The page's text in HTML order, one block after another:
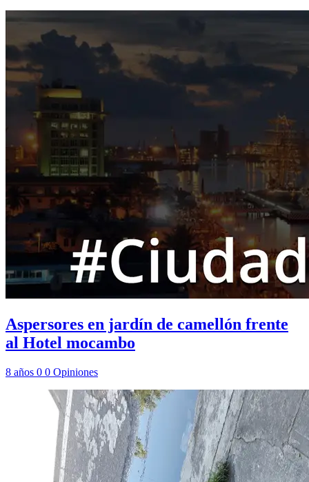
Aspersores en jardín de camellón frente
al Hotel mocambo
8 años 0 0 Opiniones